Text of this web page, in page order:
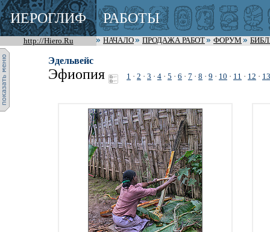
ИЕРОГЛИФ РАБОТЫ
http://Hiero.Ru НАЧАЛО ПРОДАЖА РАБОТ ФОРУМ
Эдельвейс
Эфиопия 1 · 2 · 3 · 4 · 5 · 6 · 7 · 8 · 9 · 10 · 11 · 12 · 13